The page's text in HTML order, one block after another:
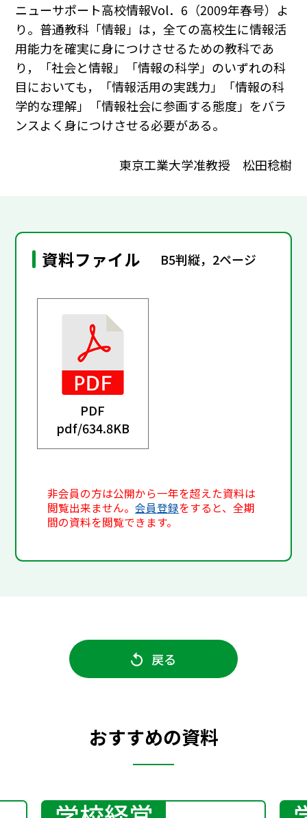
ニューサポート高校情報Vol．6（2009年春号）よ
り。普通教科「情報」は，全ての高校生に情報活
用能力を確実に身につけさせるための教科であ
り，「社会と情報」「情報の科学」のいずれの科
目においても，「情報活用の実践力」「情報の科
学的な理解」「情報社会に参画する態度」をバラ
ンスよく身につけさせる必要がある。
東京工業大学准教授 松田稔樹
資料ファイル B5判縦，2ページ
PDF
pdf/634.8KB
非会員の方は公開から一年を超えた資料は
閲覧出来ません。会員登録をすると、全期
間の資料を閲覧できます。
戻る
おすすめの資料